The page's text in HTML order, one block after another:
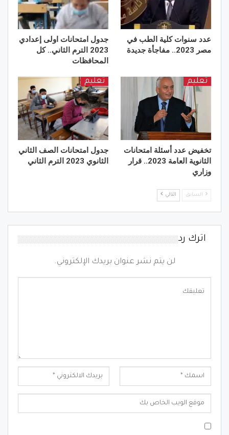
عدد سنوات كلية الطب في
مصر 2023.. مفاجأة جديدة
جدول امتحانات اولى إعدادي
2023 الترم الثاني.. كل
المحافظات
تعليم
تخفيض عدد أسئلة امتحانات
الثانوية العامة 2023.. قرار
وزاري
تعليم
جدول امتحانات الصف الثاني
الثانوي 2023 الترم الثاني
السابق التالي
اترك رد
لن يتم نشر عنوان بريدك الإلكتروني.